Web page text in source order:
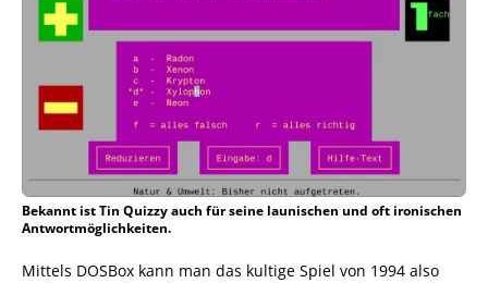
Bekannt ist Tin Quizzy auch für seine launischen und oft ironischen
Antwortmöglichkeiten.
Mittels DOSBox kann man das kultige Spiel von 1994 also